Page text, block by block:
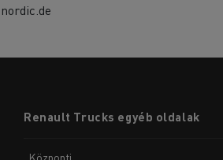
menuRenault Trucks egyéb oldalak
Központi